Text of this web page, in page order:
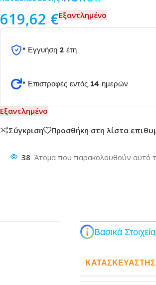
619,62 €Εξαντλημένο
* Εγγυήση 2 έτη
* Επιστροφές εντός 14 ημερών
Εξαντλημένο
Σύγκριση
Προσθήκη στη λίστα
38 Άτομα που παρακολουθούν αυτό
Βασικά Στοιχεία
ΚΑΤΑΣΚΕΥΑΣΤΉΣ